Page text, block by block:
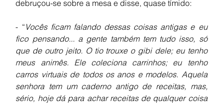
debruçou-se sobre a mesa e disse, quase tímido:
- “ Vocês ficam falando dessas coisas antigas e eu
fico pensando... a gente também tem tudo isso, só
que de outro jeito. O tio trouxe o gibi dele; eu tenho
meus animês. Ele coleciona carrinhos; eu tenho
carros virtuais de todos os anos e modelos. Aquela
senhora tem um caderno antigo de receitas, mas,
sério, hoje dá para achar receitas de qualquer coisa